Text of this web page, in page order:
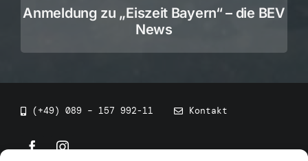
Anmeldung zu „Eiszeit Bayern“ – die BEV
News
(+49) 089 – 157 992-11 Kontakt